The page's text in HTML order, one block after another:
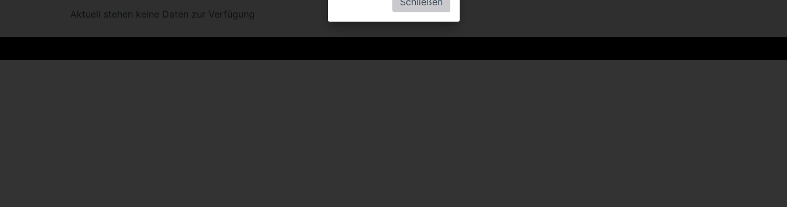
Aktuell stehen keine Daten zur Verfügung